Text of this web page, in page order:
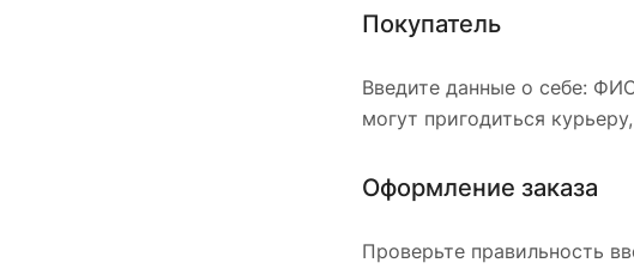
Покупатель
Введите данные о себе:
могут пригодиться
Оформление заказа
Проверьте правильность